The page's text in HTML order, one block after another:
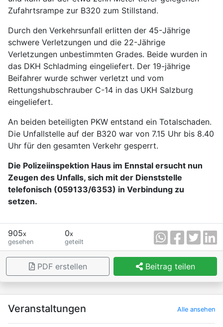
Zufahrtsrampe zur B320 zum Stillstand.
Durch den Verkehrsunfall erlitten der 45-Jährige
schwere Verletzungen und die 22-Jährige
Verletzungen unbestimmten Grades. Beide wurden in
das DKH Schladming eingeliefert. Der 19-jährige
Beifahrer wurde schwer verletzt und vom
Rettungshubschrauber C-14 in das UKH Salzburg
eingeliefert.
An beiden beteiligten PKW entstand ein Totalschaden.
Die Unfallstelle auf der B320 war von 7.15 Uhr bis 8.40
Uhr für den gesamten Verkehr gesperrt.
Die Polizeiinspektion Haus im Ennstal ersucht nun
Zeugen des Unfalls, sich mit der Dienststelle
telefonisch (059133/6353) in Verbindung zu
setzen.
905x
gesehen
0x
geteilt
PDF erstellen Beitrag teilen
×
Veranstaltungen Alle ansehen